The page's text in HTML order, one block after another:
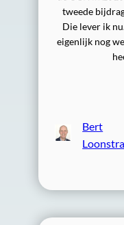
tweede
Die lever ik
eigenlijk nog
Bert
Loonstra